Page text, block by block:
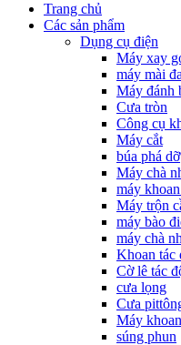
Trang chủ
Các sản phẩm
Dụng cụ điện
Máy xay
máy mài
Máy đánh
Cưa tròn
Công cụ
Máy cắt
búa phá dỡ
Máy chà
máy
Máy trộn
máy bào
máy chà
Khoan tác
Cờ lê tác
cưa lọng
Cưa
Máy
súng phun